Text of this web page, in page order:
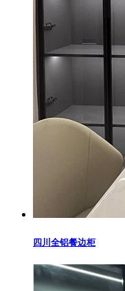
四川全铝餐边柜